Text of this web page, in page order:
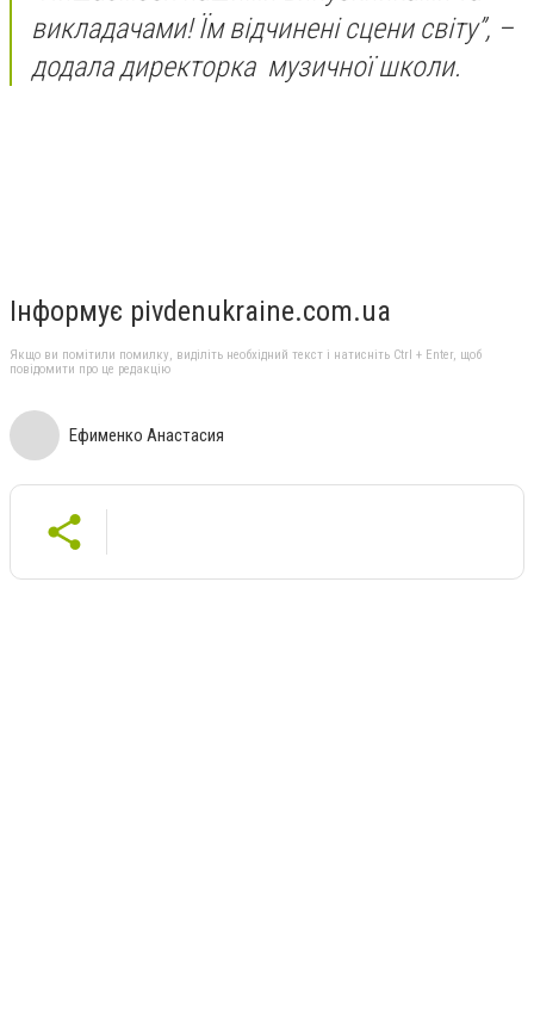
викладачами! Їм відчинені сцени світу”, –
додала директорка музичної школи.
Інформує pivdenukraine.com.ua
Якщо ви помітили помилку, виділіть необхідний текст і натисніть Ctrl + Enter, щоб
повідомити про це редакцію
Ефименко Анастасия